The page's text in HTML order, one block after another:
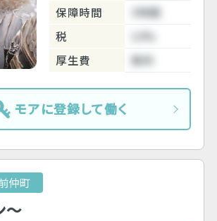
保障時間
3時間
税
10%
厚生費
無料
モアに登録して働く
仲町
～